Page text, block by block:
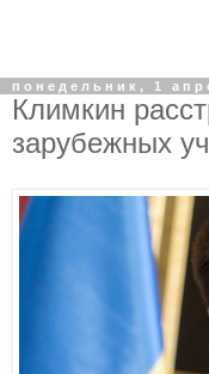
понедельник, 1
Климкин
зарубежных